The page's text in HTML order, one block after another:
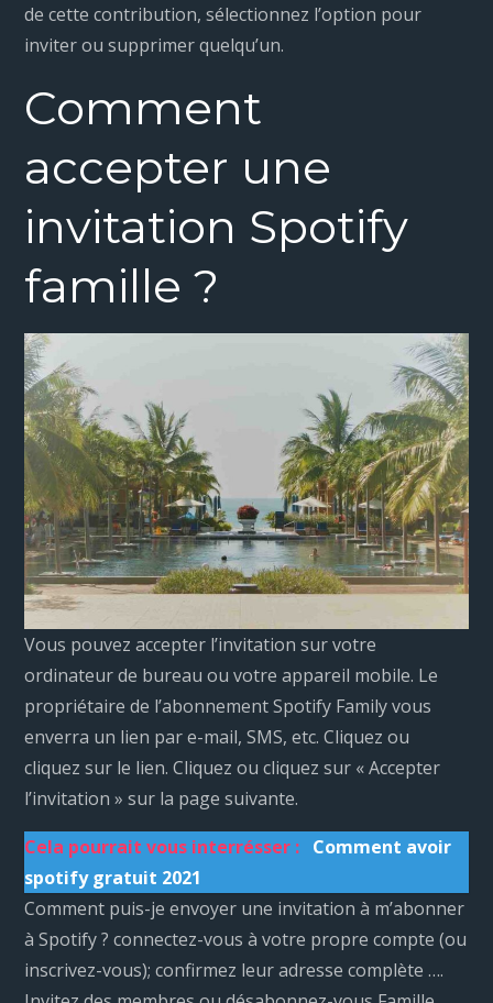
de cette contribution, sélectionnez l’option pour
inviter ou supprimer quelqu’un.
Comment
accepter une
invitation Spotify
famille ?
Vous pouvez accepter l’invitation sur votre
ordinateur de bureau ou votre appareil mobile. Le
propriétaire de l’abonnement Spotify Family vous
enverra un lien par e-mail, SMS, etc. Cliquez ou
cliquez sur le lien. Cliquez ou cliquez sur « Accepter
l’invitation » sur la page suivante.
Cela pourrait vous interrésser : Comment avoir
spotify gratuit 2021
Comment puis-je envoyer une invitation à m’abonner
à Spotify ? connectez-vous à votre propre compte (ou
inscrivez-vous); confirmez leur adresse complète ….